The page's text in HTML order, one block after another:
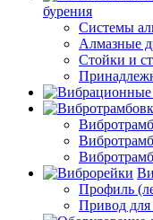
бурения
Системы
Алмазные
Стойки и
Профиль
Привод для